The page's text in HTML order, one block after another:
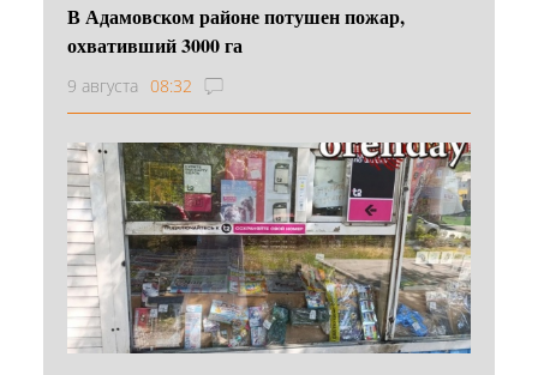
В Адамовском районе потушен пожар,
охвативший 3000 га
9 августа 08:32